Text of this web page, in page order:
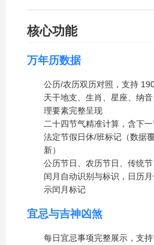
核心功能
万年历数据
公历/农历双历对照，支持
天干地支、生肖、星座、纳
理要素完整呈现
二十四节气精准计算，含下
法定节假日休/班标记（数据
新）
公历节日、农历节日、传统
闰月自动识别与标识，日历
示闰月标记
宜忌与吉神凶煞
每日宜忌事项完整展示，支